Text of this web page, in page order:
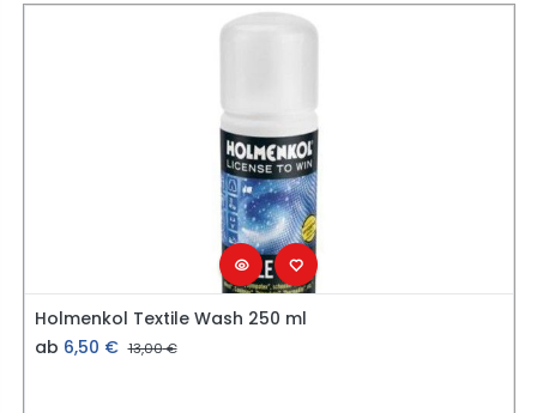
Holmenkol Textile Wash 250 ml
ab 6,50 € 13,00€